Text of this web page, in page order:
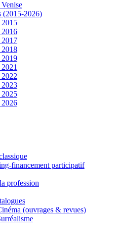
(2015-2026)
financement participatif
profession
(ouvrages & revues)